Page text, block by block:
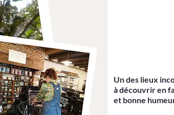
Un des lieux
à découvrir en
et bonne